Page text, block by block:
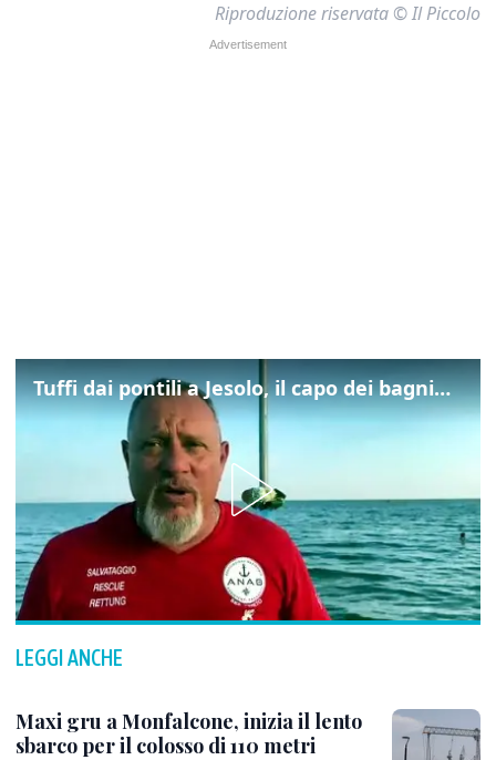
Riproduzione riservata © Il Piccolo
Tuffi dai pontili a Jesolo, il capo dei bagnini: "L'impegno di tutti per evitare altre tragedie"
LEGGI ANCHE
Maxi gru a Monfalcone, inizia il lento
sbarco per il colosso di 110 metri